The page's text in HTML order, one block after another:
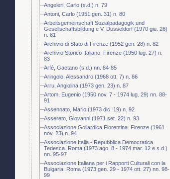
Angeleri, Carlo (s.d.) n. 79
Antoni, Carlo (1951 gen. 31) n. 80
Arbeitsgemeinschaft Sozialpadagogik und
Gesellschaftsbildung e V. Düsseldorf (1970 giu. 26)
n. 81
Archivio di Stato di Firenze (1952 gen. 28) n. 82
Archivio Storico Italiano. Firenze (1950 lug. 27) n.
83
Arfè, Gaetano (s.d.) nn. 84-85
Aringolo, Alessandro (1968 ott. 7) n. 86
Arru, Angiolina (1973 gen. 23) n. 87
Artom, Eugenio (1950 nov. 7 - 1974 lug. 29) nn. 88-
91
Assennato, Mario (1973 dic. 19) n. 92
Assereto, Giovanni (1971 set. 22) n. 93
Associazione Goliardica Fiorentina. Firenze (1961
nov. 23) n. 94
Associazione Italia - Repubblica Democratica
Tedesca. Roma (1973 ago. 8 - 1974 mar. 12 e s.d.)
nn. 95-97
Associazione Italiana per i Rapporti Culturali con la
Bulgaria. Roma (1973 gen. 29 - 1974 ott. 27) nn. 98-
99